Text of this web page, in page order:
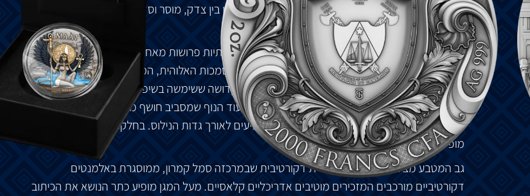
את היקום. באמונה העתיקה, מאאט ייצג את האיזון העדין בין צדק, מוסר וסדר טבעי, המסומל על ידי
הנוצה הקדושה המשמשת בשיפוט נשמות.
חזית המטבע מציג את מאאט, יושבת בחן כשכנפיים מלכותיות פרושות מאחוריה. ביד אחת היא אוחזת
באנק, סמל לחיי נצח, בעוד שהשנייה מרימה את מטה הסמכות האלוהית, המייצג את כוח האיזון והצדק.
נוצה עדינה עולה מכיסויה, ומזכירה את נוצת האמת הקדושה ששימשה בשיפוט הנפש המצרי העתיק.
מאחוריה מופיע דיסק זהב מעוטר מלא הירוגליפים, בעוד הנוף שמסביב חושף מקדשים, פירמידות
ואלמנטים של הציוויליזציה המצרית העתיקה המופיעים לאורך גדות הנילוס. בחלקו העליון של המטבע
מופיע הכיתוב "MAAT".
גב המטבע מציג קומפוזיציה הרלדית דקורטיבית שבמרכזה סמל קמרון, ממוסגרת באלמנטים
דקורטיביים מורכבים המזכירים מוטיבים אדריכליים קלאסיים. מעל המגן מופיע כתר הנושא את הכיתוב